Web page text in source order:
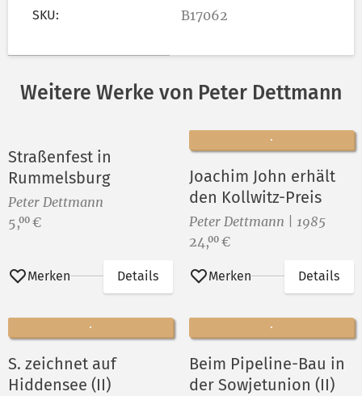
SKU: B17062
Weitere Werke von Peter Dettmann
Straßenfest in
Rummelsburg
Peter Dettmann
Preis:
5,00 €
Merken Details
Joachim John erhält
den Kollwitz-Preis
Peter Dettmann | 1985
Preis:
24,00 €
Merken Details
S. zeichnet auf
Hiddensee (II)
Beim Pipeline-Bau in
der Sowjetunion (II)